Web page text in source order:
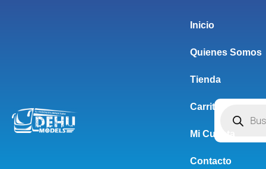
Inicio
Quienes Somos
Tienda
Carrito
Mi Cuenta
Contacto